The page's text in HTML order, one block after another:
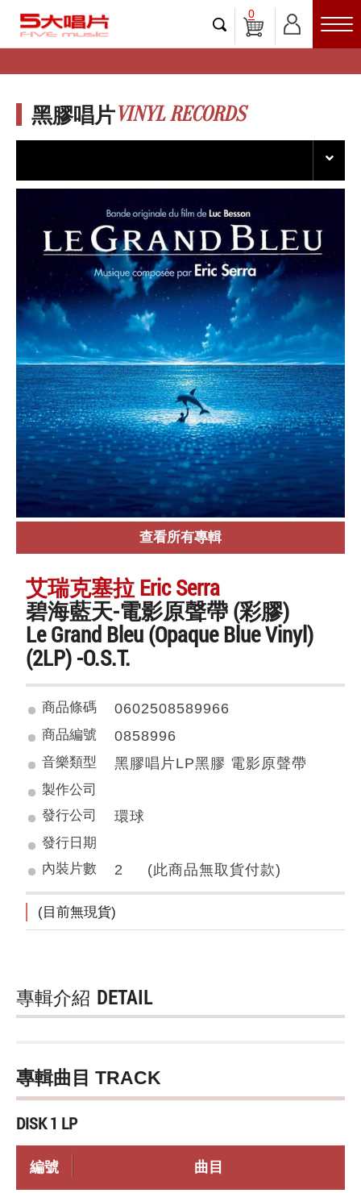
0
黑膠唱片VINYL RECORDS
查看所有專輯
艾瑞克塞拉 Eric Serra
碧海藍天-電影原聲帶 (彩膠)
Le Grand Bleu (Opaque Blue Vinyl)
(2LP) -O.S.T.
商品條碼 0602508589966
商品編號 0858996
音樂類型 黑膠唱片LP黑膠 電影原聲帶
製作公司
發行公司
環球
發行日期
內裝片數
2 (此商品無取貨付款)
(目前無現貨)
專輯介紹 DETAIL
專輯曲目 TRACK
DISK 1 LP
編號 曲目